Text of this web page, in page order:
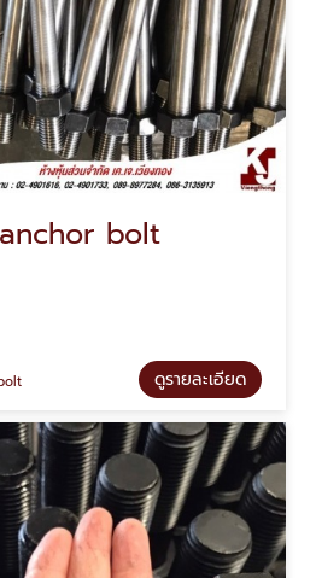
bolt
ดูรายละเอียด